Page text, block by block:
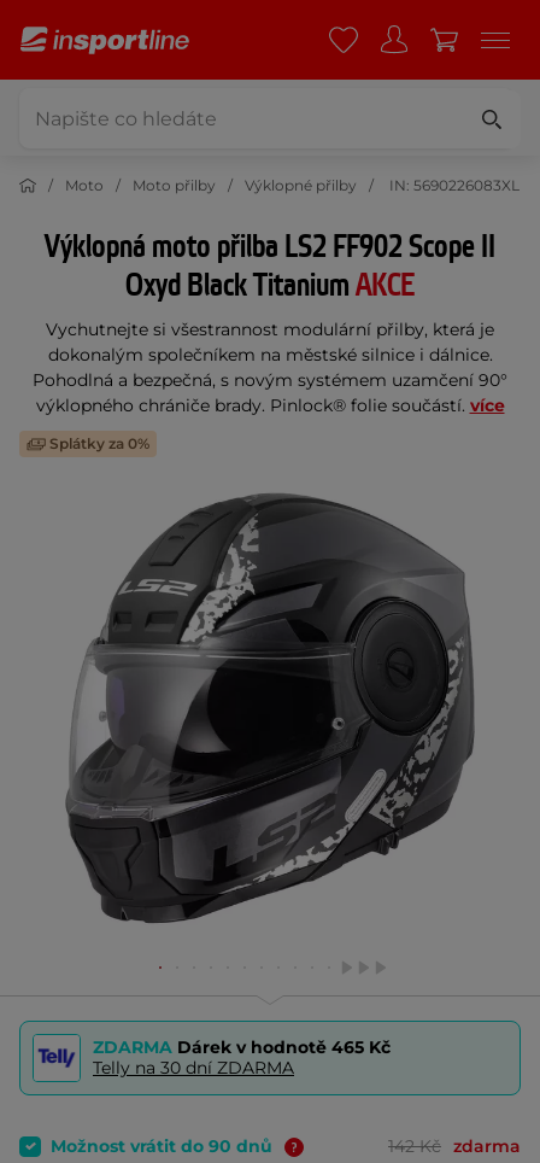
Moto Moto přilby Výklopné přilby IN: 5690226083XL
Výklopná moto přilba LS2 FF902 Scope II
Oxyd Black TitaniumAKCE
Vychutnejte si všestrannost modulární přilby, která je
dokonalým společníkem na městské silnice i dálnice.
Pohodlná a bezpečná, s novým systémem uzamčení 90°
výklopného chrániče brady. Pinlock® folie součástí. více
Splátky za 0%
ZDARMA Dárek v hodnotě 465 Kč
Telly na 30 dní ZDARMA
Možnost vrátit do 90 dnů 142 Kč zdarma